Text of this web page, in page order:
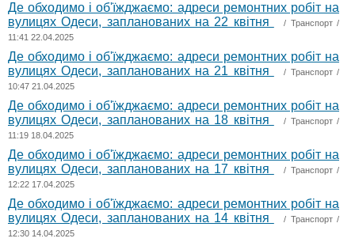
Де обходимо і об'їжджаємо: адреси ремонтних робіт на
вулицях Одеси, запланованих на 22 квітня
/ Транспорт/
11:41 22.04.2025
Де обходимо і об'їжджаємо: адреси ремонтних робіт на
вулицях Одеси, запланованих на 21 квітня
/ Транспорт/
10:47 21.04.2025
Де обходимо і об'їжджаємо: адреси ремонтних робіт на
вулицях Одеси, запланованих на 18 квітня
/ Транспорт/
11:19 18.04.2025
Де обходимо і об'їжджаємо: адреси ремонтних робіт на
вулицях Одеси, запланованих на 17 квітня
/ Транспорт/
12:22 17.04.2025
Де обходимо і об'їжджаємо: адреси ремонтних робіт на
вулицях Одеси, запланованих на 14 квітня
/ Транспорт/
12:30 14.04.2025